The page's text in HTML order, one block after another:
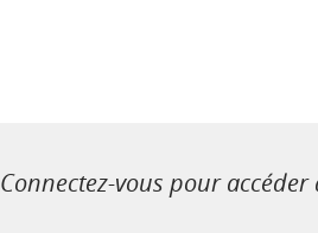
Connectez-vous pour